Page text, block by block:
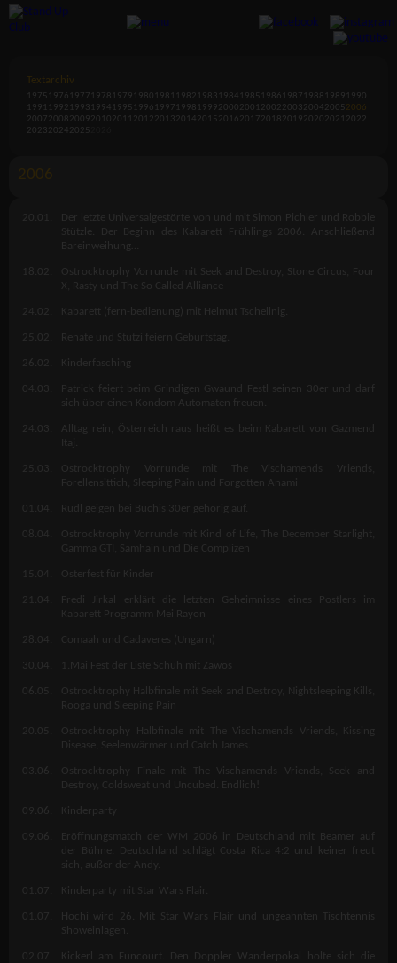
Textarchiv
1975 1976 1977 1978 1979 1980 1981 1982 1983 1984 1985 1986 1987 1988 1989 1990
1991
1992 1993 1994 1995 1996 1997 1998 19992000 2001 20022003 2004 20052006
20072008 20092010 2011 20122013 2014 2015201620172018 20192020 2021 2022
2023 2024 2025
2006
20.01.
Der letzte Universalgestörte von und mit Simon Pichler und Robbie
Stützle. Der Beginn des Kabarett Frühlings 2006. Anschließend
Bareinweihung…
18.02.
Ostrocktrophy Vorrunde mit Seek and Destroy, Stone Circus, Four
X, Rasty und The So Called Alliance
24.02. Kabarett (fern-bedienung) mit Helmut Tschellnig.
25.02. Renate und Stutzi feiern Geburtstag.
26.02. Kinderfasching
04.03.
Patrick feiert beim Grindigen Gwaund Festl seinen 30er und darf
sich über einen Kondom Automaten freuen.
24.03.
Alltag rein, Österreich raus heißt es beim Kabarett von Gazmend
25.03.
Ostrocktrophy Vorrunde mit The Vischamends Vriends,
Forellensittich, Sleeping Pain und Forgotten Anami
Rudl geigen bei Buchis 30er gehörig auf.
08.04.
Ostrocktrophy Vorrunde mit Kind of Life, The December Starlight,
Gamma GTI, Samhain und Die Complizen
Osterfest für Kinder
21.04.
Fredi Jirkal erklärt die letzten Geheimnisse eines Postlers im
Kabarett Programm Mei Rayon
28.04. Comaah und Cadaveres (Ungarn)
30.04. 1.Mai Fest der Liste Schuh mit Zawos
06.05.
Ostrocktrophy Halbfinale mit Seek and Destroy, Nightsleeping Kills,
Rooga und Sleeping Pain
20.05.
Ostrocktrophy Halbfinale mit The Vischamends Vriends, Kissing
Disease, Seelenwärmer und Catch James.
03.06.
Ostrocktrophy Finale mit The Vischamends Vriends, Seek and
Destroy, Coldsweat und Uncubed. Endlich!
09.06. Kinderparty
09.06.
Eröffnungsmatch der WM 2006 in Deutschland mit Beamer auf
der Bühne. Deutschland schlägt Costa Rica 4:2 und keiner freut
sich, außer der Andy.
01.07. Kinderparty mit Star Wars Flair.
01.07.
Hochi wird 26. Mit Star Wars Flair und ungeahnten Tischtennis
Showeinlagen.
02.07.
Kickerl am Funcourt. Den Doppler Wanderpokal holte sich die